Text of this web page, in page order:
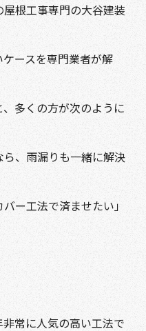
根工事専門の大谷建装
ースを専門業者が解
多くの方が次のように
ら、雨漏りも一緒に解決
ー工法で済ませたい」
常に人気の高い工法で